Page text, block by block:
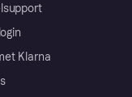
Klarna